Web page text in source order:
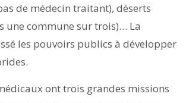
de médecin traitant), déserts
une commune sur trois)… La
les pouvoirs publics à développer
ont trois grandes missions